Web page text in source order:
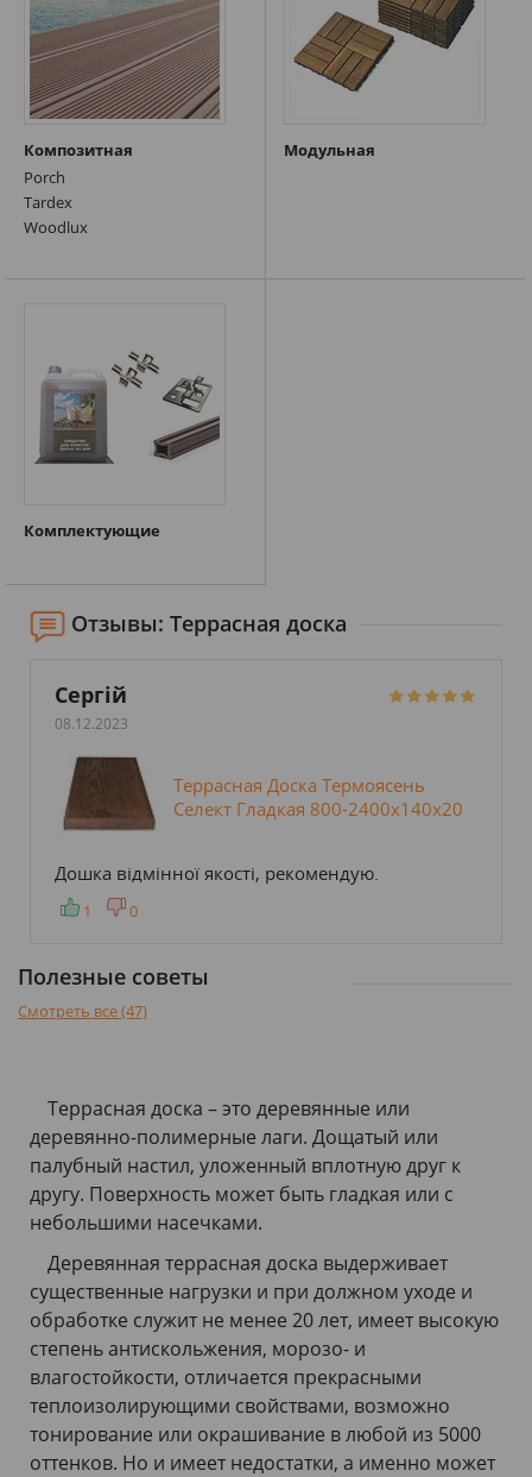
Композитная
Porch
Tardex
Woodlux
Модульная
Комплектующие
Отзывы: Террасная доска
Сергій
08.12.2023
Террасная Доска Термоясень
Селект Гладкая 800-2400х140х20
Дошка відмінної якості, рекомендую.
1 0
Полезные советы
Смотреть все (47)
Террасная доска – это деревянные или
деревянно-полимерные лаги. Дощатый или
палубный настил, уложенный вплотную друг к
другу. Поверхность может быть гладкая или с
небольшими насечками.
Деревянная террасная доска выдерживает
существенные нагрузки и при должном уходе и
обработке служит не менее 20 лет, имеет высокую
степень антискольжения, морозо- и
влагостойкости, отличается прекрасными
теплоизолирующими свойствами, возможно
тонирование или окрашивание в любой из 5000
оттенков. Но и имеет недостатки, а именно может